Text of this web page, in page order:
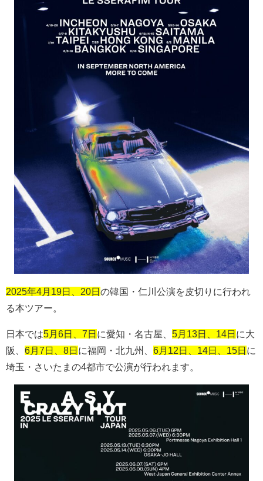
2025年4月19日、20日 の韓国・仁川公演を皮切りに行われ
る本ツアー。
日本では5月6日、7日 に愛知・名古屋、 5月13日、14日 に大
阪、 6月7日、8日 に福岡・北九州、 6月12日、14日、15日 に
埼玉・さいたまの4都市で公演が行われます。